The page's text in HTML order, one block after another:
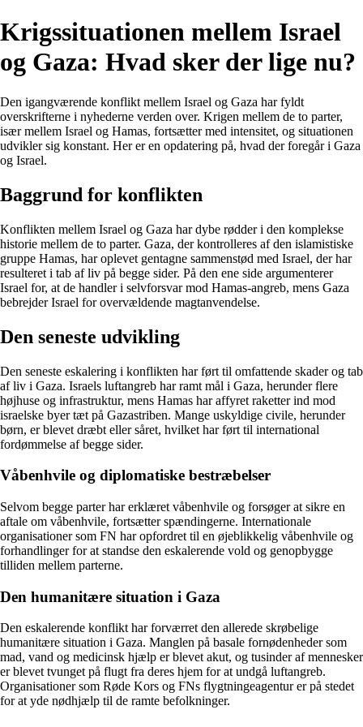
Krigssituationen mellem Israel
og Gaza: Hvad sker der lige nu?
Den igangværende konflikt mellem Israel og Gaza har fyldt
overskrifterne i nyhederne verden over. Krigen mellem de to parter,
især mellem Israel og Hamas, fortsætter med intensitet, og situationen
udvikler sig konstant. Her er en opdatering på, hvad der foregår i Gaza
og Israel.
Baggrund for konflikten
Konflikten mellem Israel og Gaza har dybe rødder i den komplekse
historie mellem de to parter. Gaza, der kontrolleres af den islamistiske
gruppe Hamas, har oplevet gentagne sammenstød med Israel, der har
resulteret i tab af liv på begge sider. På den ene side argumenterer
Israel for, at de handler i selvforsvar mod Hamas-angreb, mens Gaza
bebrejder Israel for overvældende magtanvendelse.
Den seneste udvikling
Den seneste eskalering i konflikten har ført til omfattende skader og tab
af liv i Gaza. Israels luftangreb har ramt mål i Gaza, herunder flere
højhuse og infrastruktur, mens Hamas har affyret raketter ind mod
israelske byer tæt på Gazastriben. Mange uskyldige civile, herunder
børn, er blevet dræbt eller såret, hvilket har ført til international
fordømmelse af begge sider.
Våbenhvile og diplomatiske bestræbelser
Selvom begge parter har erklæret våbenhvile og forsøger at sikre en
aftale om våbenhvile, fortsætter spændingerne. Internationale
organisationer som FN har opfordret til en øjeblikkelig våbenhvile og
forhandlinger for at standse den eskalerende vold og genopbygge
tilliden mellem parterne.
Den humanitære situation i Gaza
Den eskalerende konflikt har forværret den allerede skrøbelige
humanitære situation i Gaza. Manglen på basale fornødenheder som
mad, vand og medicinsk hjælp er blevet akut, og tusinder af mennesker
er blevet tvunget på flugt fra deres hjem for at undgå luftangreb.
Organisationer som Røde Kors og FNs flygtningeagentur er på stedet
for at yde nødhjælp til de ramte befolkninger.